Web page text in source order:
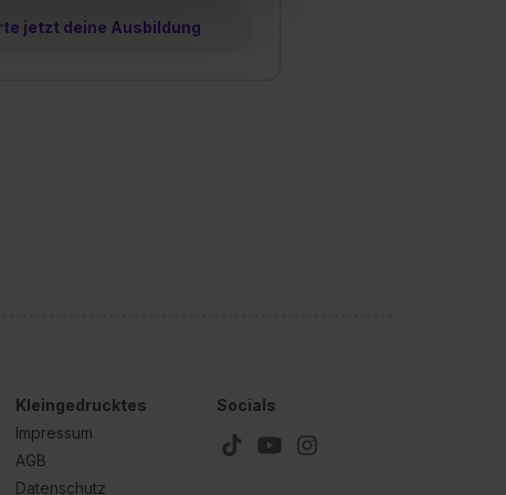
erlauben“. Die
Media und Marketing“
du durch Klick auf
jetzt deine Ausbildung
Kleingedrucktes
Impressum
AGB
Datenschutz
Socials